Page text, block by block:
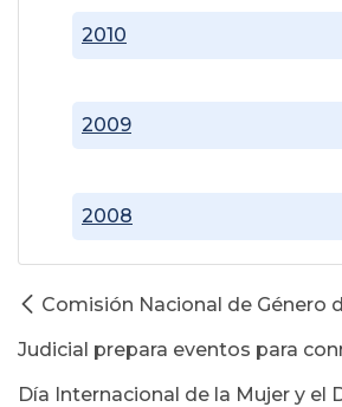
2008
2009
2010
Comisión Nacional de Género
Judicial prepara eventos para
Día Internacional de la Mujer y el